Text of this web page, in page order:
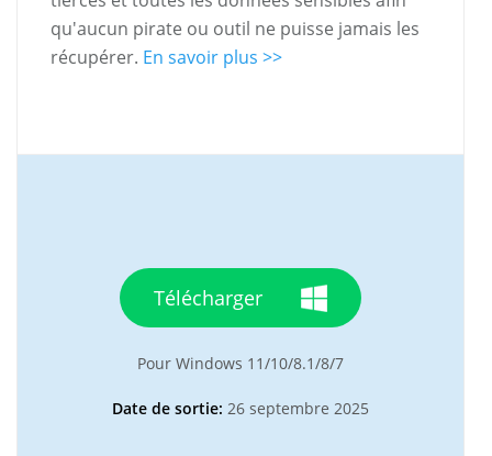
qu'aucun pirate ou outil ne puisse jamais les
récupérer. En savoir plus >>
Télécharger
Pour Windows 11/10/8.1/8/7
Date de sortie: 26 septembre 2025